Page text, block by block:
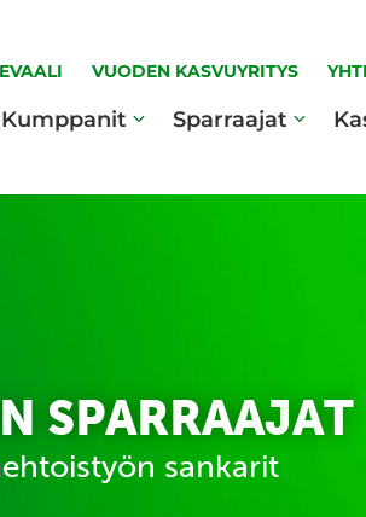
VUODEN KASVUYRITYS
Kumppanit Sparraajat
SPARRAAJAT
sankarit